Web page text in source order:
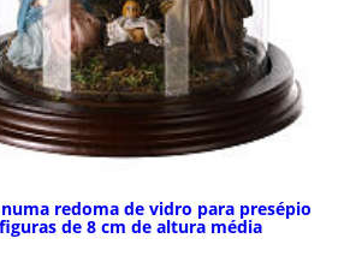
redoma de vidro para presépio
de 8 cm de altura média